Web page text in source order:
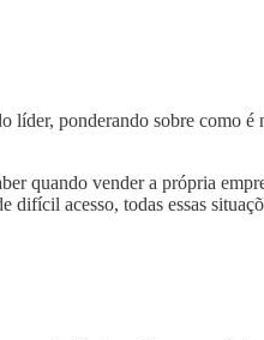
ponderando sobre como é
quando vender a própria
acesso, todas essas